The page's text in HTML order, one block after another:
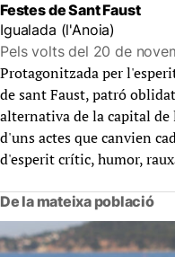
Festes de Sant Faust
Igualada (l'Anoia)
Pels volts del 20 de
Protagonitzada per
de sant Faust, patró
alternativa de la capital
d'uns actes que canvien
d'esperit crític, humor,
De la mateixa població